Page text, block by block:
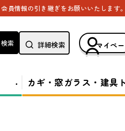
員情報の引き継ぎをお願いいたします。
検索 詳細検索 マイペ
カギ・窓ガラス・建具